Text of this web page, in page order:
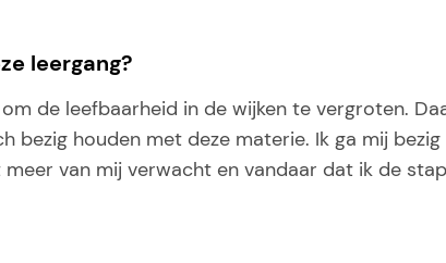
leergang?
de leefbaarheid in de wijken te vergroten.
bezig houden met deze materie. Ik ga mij
van mij verwacht en vandaar dat ik de